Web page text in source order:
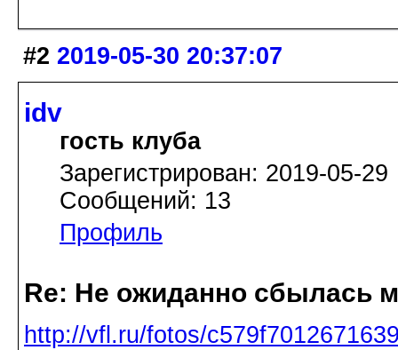
#2 2019-05-30 20:37:07
idv
гость клуба
Зарегистрирован: 2019-05-29
Сообщений: 13
Профиль
Re: Не ожиданно сбылась
http://vfl.ru/fotos/